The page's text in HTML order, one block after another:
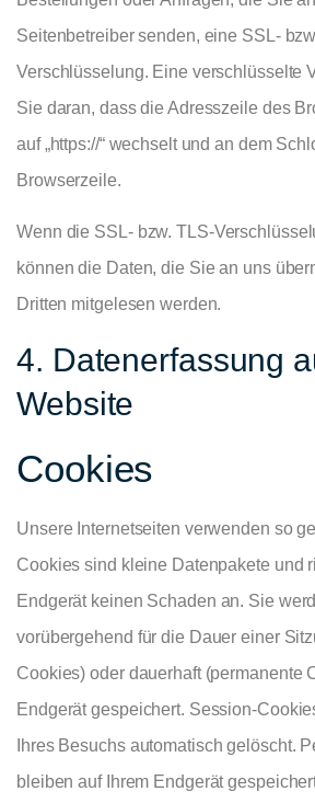
Seitenbetreiber senden, eine SSL-
Verschlüsselung. Eine verschlüsselte
Sie daran, dass die Adresszeile des
auf „https://“ wechselt und an dem
Browserzeile.
Wenn die SSL- bzw. TLS-
können die Daten, die Sie an uns
Dritten mitgelesen werden.
4. Datenerfassung
Website
Cookies
Unsere Internetseiten verwenden so
Cookies sind kleine Datenpakete und
Endgerät keinen Schaden an. Sie
vorübergehend für die Dauer einer
Cookies) oder dauerhaft (permanente
Endgerät gespeichert. Session-
Ihres Besuchs automatisch gelöscht.
bleiben auf Ihrem Endgerät